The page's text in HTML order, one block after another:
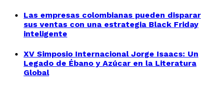
Las empresas colombianas pueden disparar
sus ventas con una estrategia Black Friday
inteligente
XV Simposio Internacional Jorge Isaacs: Un
Legado de Ébano y Azúcar en la Literatura
Global